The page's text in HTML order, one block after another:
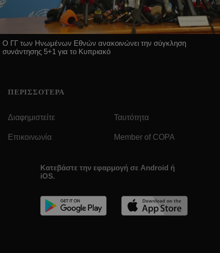
Ο ΓΓ των Ηνωμένων Εθνών ανακοινώνει την σύγκληση
συνάντησης 5+1 για το Κυπριακό
ΠΕΡΙΣΣΟΤΕΡΑ
Διαφημιστείτε Ταυτότητα
Επικοινωνία Member of COPA
Κατεβάστε την εφαρμογή σε Android ή
iOS.